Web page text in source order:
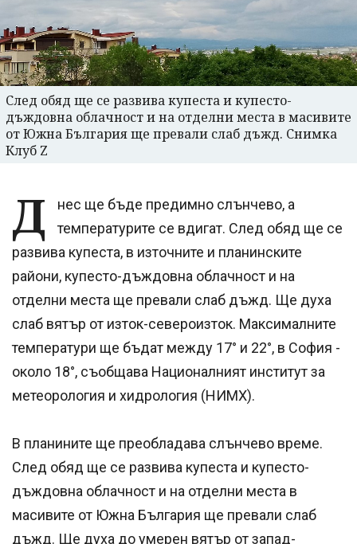
След обяд ще се развива купеста и купесто-
дъждовна облачност и на отделни места в масивите
от Южна България ще превали слаб дъжд. Снимка
Клуб Z
Д
нес ще бъде предимно слънчево, а
температурите се вдигат. След обяд ще се
развива купеста, в източните и планинските
райони, купесто-дъждовна облачност и на
отделни места ще превали слаб дъжд. Ще духа
слаб вятър от изток-североизток. Максималните
температури ще бъдат между 17° и 22°, в София -
около 18°, съобщава Националният институт за
метеорология и хидрология (НИМХ).
В планините ще преобладава слънчево време.
След обяд ще се развива купеста и купесто-
дъждовна облачност и на отделни места в
масивите от Южна България ще превали слаб
дъжд. Ще духа до умерен вятър от запад-